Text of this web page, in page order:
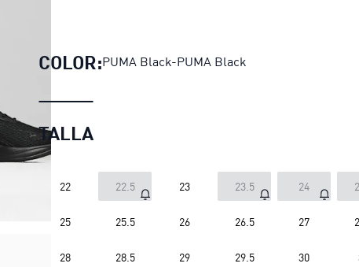
COLOR:PUMA Black-PUMA Black
TALLA
22 22.5 23 23.5 24
25 25.5 26 26.5 27
28 28.5 29 29.5 30